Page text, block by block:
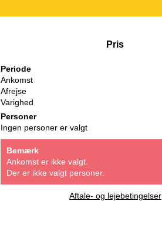
Pris
Periode
Ankomst
Afrejse
Varighed
Personer
Ingen personer er valgt
Bemærk
Ankomst er ikke valgt.
Der er ikke valgt personer.
Aftale- og lejebetingelser